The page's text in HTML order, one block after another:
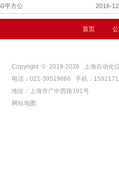
2016-
平方公
首页
Copyright © 2019-2026
上海自动化
电话：021-39519866 手机：
地址：上海市广中西路191号
网站地图